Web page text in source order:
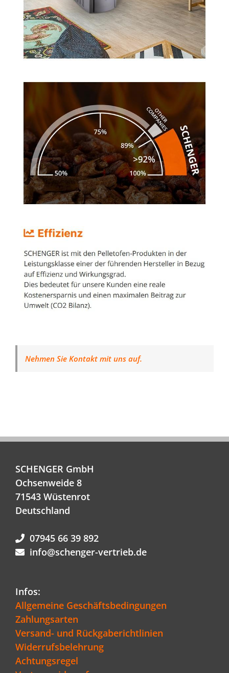
Nehmen Sie Kontakt mit uns auf.
SCHENGER GmbH
Ochsenweide 8
71543 Wüstenrot
Deutschland
07945 66 39 892
info@schenger-vertrieb.de
Infos:
Allgemeine Geschäftsbedingungen
Zahlungsarten
Versand- und Rückgaberichtlinien
Widerrufsbelehrung
Achtungsregel